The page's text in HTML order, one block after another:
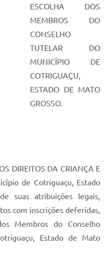
ESCOLHA DOS
MEMBROS DO
CONSELHO
TUTELAR DO
MUNICÍPIO DE
COTRIGUAÇU,
ESTADO DE MATO
GROSSO.
DIREITOS DA CRIANÇA E
de Cotriguaçu, Estado
suas atribuições legais,
com inscrições deferidas,
Membros do Conselho
Estado de Mato